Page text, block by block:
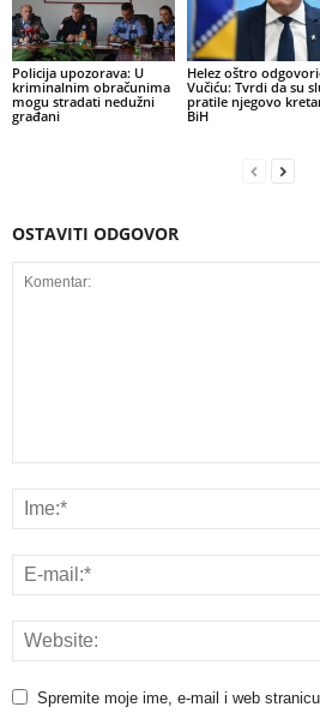
Policija upozorava: U
kriminalnim obračunima
mogu stradati nedužni
građani
Helez oštro
Vučiću: Tvrdi da su
pratile njegovo
BiH
OSTAVITI ODGOVOR
Spremite moje ime, e-mail i web